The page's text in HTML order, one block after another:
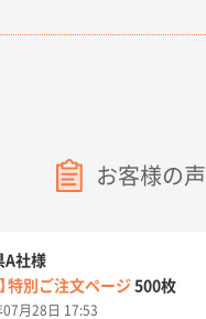
お客様の声
A社様
】特別ご注文ページ 500枚
07月28日 17:53